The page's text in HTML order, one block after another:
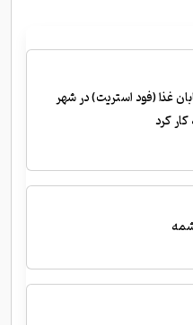
غذا (فود استریت) در شهر
کرد